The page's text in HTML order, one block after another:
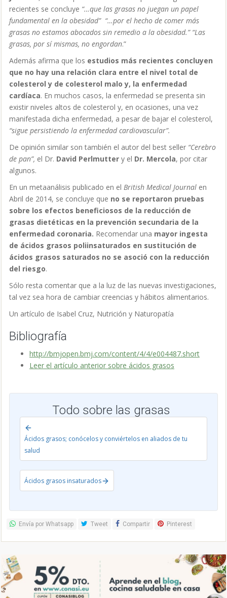
recientes se concluye “…que las grasas no juegan un papel
fundamental en la obesidad” “…por el hecho de comer más
grasas no estamos abocados sin remedio a la obesidad.” “Las
grasas, por sí mismas, no engordan.”
Además afirma que los estudios más recientes concluyen
que no hay una relación clara entre el nivel total de
colesterol y de colesterol malo y, la enfermedad
cardíaca. En muchos casos, la enfermedad se presenta sin
existir niveles altos de colesterol y, en ocasiones, una vez
manifestada dicha enfermedad, a pesar de bajar el colesterol,
“sigue persistiendo la enfermedad cardiovascular”.
De opinión similar son también el autor del best seller “Cerebro
de pan”, el Dr. David Perlmutter y el Dr. Mercola, por citar
algunos.
En un metaanálisis publicado en el British Medical Journal en
Abril de 2014, se concluye que no se reportaron pruebas
sobre los efectos beneficiosos de la reducción de
grasas dietéticas en la prevención secundaria de la
enfermedad coronaria. Recomendar una mayor ingesta
de ácidos grasos poliinsaturados en sustitución de
ácidos grasos saturados no se asoció con la reducción
del riesgo.
Sólo resta comentar que a la luz de las nuevas investigaciones,
tal vez sea hora de cambiar creencias y hábitos alimentarios.
Un artículo de Isabel Cruz, Nutrición y Naturopatía
Bibliografía
http://bmjopen.bmj.com/content/4/4/e004487.short
Leer el artículo anterior sobre ácidos grasos
Todo sobre las grasas
Ácidos grasos; conócelos y conviértelos en aliados de tu
salud
Ácidos grasos insaturados
Envía por Whatsapp Tweet Compartir Pinterest